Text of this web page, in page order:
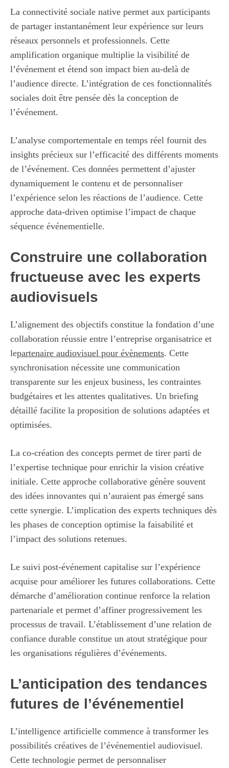
La connectivité sociale native permet aux participants
de partager instantanément leur expérience sur leurs
réseaux personnels et professionnels. Cette
amplification organique multiplie la visibilité de
l’événement et étend son impact bien au-delà de
l’audience directe. L’intégration de ces fonctionnalités
sociales doit être pensée dès la conception de
l’événement.
L’analyse comportementale en temps réel fournit des
insights précieux sur l’efficacité des différents moments
de l’événement. Ces données permettent d’ajuster
dynamiquement le contenu et de personnaliser
l’expérience selon les réactions de l’audience. Cette
approche data-driven optimise l’impact de chaque
séquence événementielle.
Construire une collaboration
fructueuse avec les experts
audiovisuels
L’alignement des objectifs constitue la fondation d’une
collaboration réussie entre l’entreprise organisatrice et
lepartenaire audiovisuel pour évènements. Cette
synchronisation nécessite une communication
transparente sur les enjeux business, les contraintes
budgétaires et les attentes qualitatives. Un briefing
détaillé facilite la proposition de solutions adaptées et
optimisées.
La co-création des concepts permet de tirer parti de
l’expertise technique pour enrichir la vision créative
initiale. Cette approche collaborative génère souvent
des idées innovantes qui n’auraient pas émergé sans
cette synergie. L’implication des experts techniques dès
les phases de conception optimise la faisabilité et
l’impact des solutions retenues.
Le suivi post-événement capitalise sur l’expérience
acquise pour améliorer les futures collaborations. Cette
démarche d’amélioration continue renforce la relation
partenariale et permet d’affiner progressivement les
processus de travail. L’établissement d’une relation de
confiance durable constitue un atout stratégique pour
les organisations régulières d’événements.
L’anticipation des tendances
futures de l’événementiel
L’intelligence artificielle commence à transformer les
possibilités créatives de l’événementiel audiovisuel.
Cette technologie permet de personnaliser